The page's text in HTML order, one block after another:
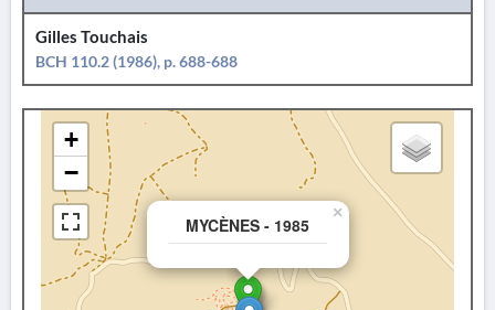
Gilles Touchais
BCH 110.2 (1986), p. 688-688
MYCÈNES - 1985
×
+
−